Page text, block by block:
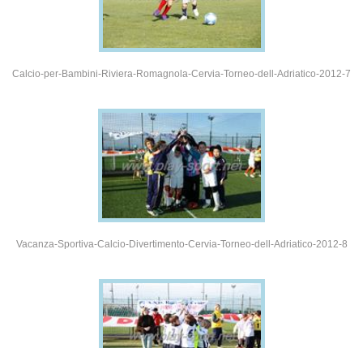
Calcio-per-Bambini-Riviera-Romagnola-Cervia-Torneo-dell-Adriatico-2012-7
Vacanza-Sportiva-Calcio-Divertimento-Cervia-Torneo-dell-Adriatico-2012-8